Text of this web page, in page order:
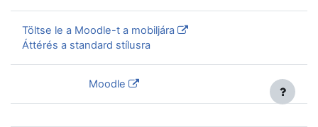
Töltse le a Moodle-t a mobiljára
Áttérés a standard stílusra
Moodle